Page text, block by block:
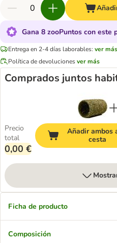
Gana 8 zooPuntos con este
Entrega en 2-4 días laborables: ver más
Política de devolucionesver más
Comprados juntos
Precio
total
0,00 €
Añadir ambos
cesta
Ficha de producto
Composición